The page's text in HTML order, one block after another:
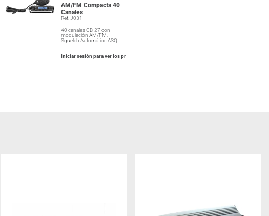
AM/FM Compacta 40
Canales
Ref: J031
40 canales CB-27 con
modulación AM/FM.
Squelch Automático ASQ…
Iniciar sesión para ver los precios